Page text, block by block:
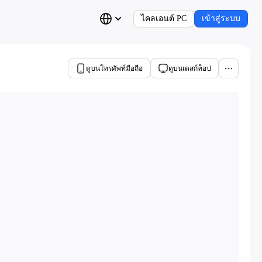
ไคลเอนต์ PC เข้าสู่ระบบ
ดูบนโทรศัพท์มือถือ ดูบนเดสก์ท็อป